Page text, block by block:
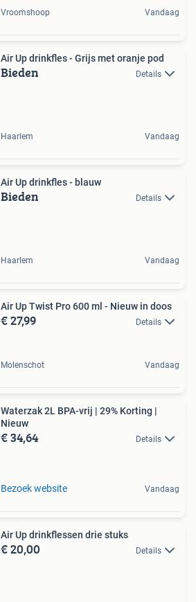
Vroomshoop Vandaag
Air Up drinkfles - Grijs met oranje pod
Bieden Details
Haarlem Vandaag
Air Up drinkfles - blauw
Bieden Details
Haarlem Vandaag
Air Up Twist Pro 600 ml - Nieuw in doos
€ 27,99 Details
Molenschot Vandaag
Waterzak 2L BPA-vrij | 29% Korting |
Nieuw
€ 34,64 Details
Bezoek website Vandaag
Air Up drinkflessen drie stuks
€ 20,00 Details